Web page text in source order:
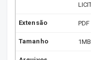
PDF
1MB